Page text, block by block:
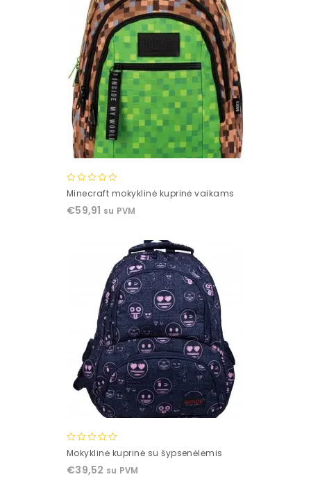
0
of
Minecraft mokyklinė kuprinė vaikams
€59,91 su PVM
0
of
Mokyklinė kuprinė su šypsenėlėmis
€39,52 su PVM